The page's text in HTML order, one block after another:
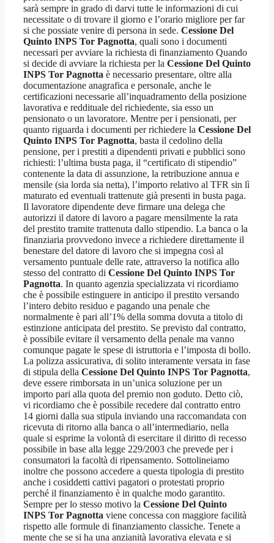
sarà sempre in grado di darvi tutte le informazioni di cui
necessitate o di trovare il giorno e l’orario migliore per far
si che possiate venire di persona in sede. Cessione Del
Quinto INPS Tor Pagnotta, quali sono i documenti
necessari per avviare la richiesta di finanziamento Quando
si decide di avviare la richiesta per la Cessione Del Quinto
INPS Tor Pagnotta è necessario presentare, oltre alla
documentazione anagrafica e personale, anche le
certificazioni necessarie all’inquadramento della posizione
lavorativa e reddituale del richiedente, sia esso un
pensionato o un lavoratore. Mentre per i pensionati, per
quanto riguarda i documenti per richiedere la Cessione Del
Quinto INPS Tor Pagnotta, basta il cedolino della
pensione, per i prestiti a dipendenti privati e pubblici sono
richiesti: l’ultima busta paga, il “certificato di stipendio”
contenente la data di assunzione, la retribuzione annua e
mensile (sia lorda sia netta), l’importo relativo al TFR sin lì
maturato ed eventuali trattenute già presenti in busta paga.
Il lavoratore dipendente deve firmare una delega che
autorizzi il datore di lavoro a pagare mensilmente la rata
del prestito tramite trattenuta dallo stipendio. La banca o la
finanziaria provvedono invece a richiedere direttamente il
benestare del datore di lavoro che si impegna così al
versamento puntuale delle rate, attraverso la notifica allo
stesso del contratto di Cessione Del Quinto INPS Tor
Pagnotta. In quanto agenzia specializzata vi ricordiamo
che è possibile estinguere in anticipo il prestito versando
l’intero debito residuo e pagando una penale che
normalmente è pari all’1% della somma dovuta a titolo di
estinzione anticipata del prestito. Se previsto dal contratto,
è possibile evitare il versamento della penale ma vanno
comunque pagate le spese di istruttoria e l’imposta di bollo.
La polizza assicurativa, di solito interamente versata in fase
di stipula della Cessione Del Quinto INPS Tor Pagnotta,
deve essere rimborsata in un’unica soluzione per un
importo pari alla quota del premio non goduto. Detto ciò,
vi ricordiamo che è possibile recedere dal contratto entro
14 giorni dalla sua stipula inviando una raccomandata con
ricevuta di ritorno alla banca o all’intermediario, nella
quale si esprime la volontà di esercitare il diritto di recesso
possibile in base alla legge 229/2003 che prevede per i
consumatori la facoltà di ripensamento. Sottolineiamo
inoltre che possono accedere a questa tipologia di prestito
anche i cosiddetti cattivi pagatori o protestati proprio
perché il finanziamento è in qualche modo garantito.
Sempre per lo stesso motivo la Cessione Del Quinto
INPS Tor Pagnotta viene concessa con maggiore facilità
rispetto alle formule di finanziamento classiche. Tenete a
mente che se si ha una anzianità lavorativa elevata e si